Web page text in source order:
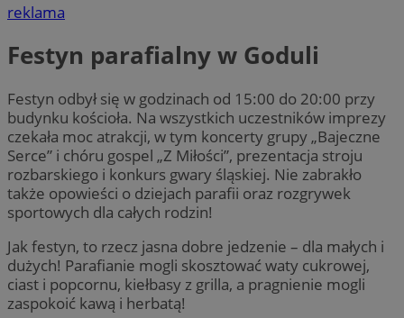
reklama
Festyn parafialny w Goduli
Festyn odbył się w godzinach od 15:00 do 20:00 przy
budynku kościoła. Na wszystkich uczestników imprezy
czekała moc atrakcji, w tym koncerty grupy „Bajeczne
Serce” i chóru gospel „Z Miłości”, prezentacja stroju
rozbarskiego i konkurs gwary śląskiej. Nie zabrakło
także opowieści o dziejach parafii oraz rozgrywek
sportowych dla całych rodzin!
Jak festyn, to rzecz jasna dobre jedzenie – dla małych i
dużych! Parafianie mogli skosztować waty cukrowej,
ciast i popcornu, kiełbasy z grilla, a pragnienie mogli
zaspokoić kawą i herbatą!